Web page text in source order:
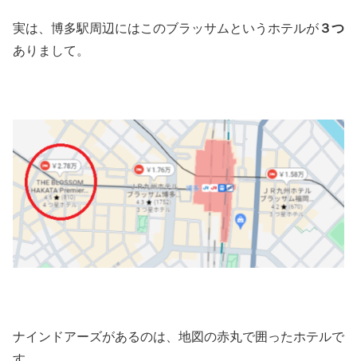
実は、博多駅周辺にはこのブラッサムというホテルが ３つ
ありまして。
ナインドアーズがあるのは、地図の赤丸で囲ったホテルで